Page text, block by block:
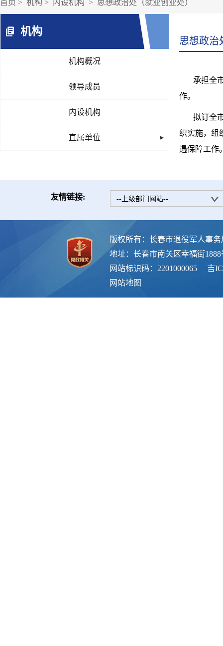
首页 > 机构 > 内设机构 > 思想政治处（就业创业处）
机构
机构概况
领导成员
内设机构
直属单位
思想政治
承担全
作。
拟订全
织实施，组
遇保障工作
友情链接: --上级部门网站--
版权所有：长春市退役军人事务
地址：长春市南关区幸福街
网站标识码：2201000065
吉
网站地图